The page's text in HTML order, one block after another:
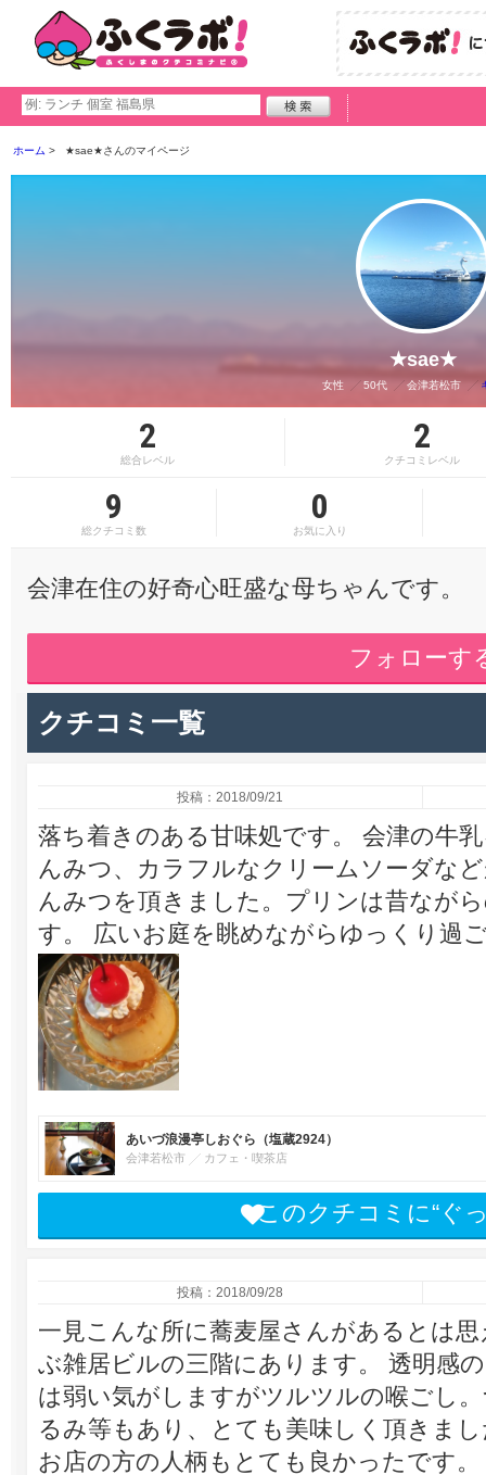
ホーム ★sae★さんのマイページ
★sae★
女性 50代 会津若松市
2
総合レベル
2
クチコミレベル
9
総クチコミ数
0
お気に入り
会津在住の好奇心旺盛な母ちゃんです。
フォローす
クチコミ一覧
投稿：2018/09/21
落ち着きのある甘味処です。 会津の牛
んみつ、カラフルなクリームソーダな
んみつを頂きました。プリンは昔なが
す。 広いお庭を眺めながらゆっくり過
あいづ浪漫亭しおぐら（塩蔵2924）
会津若松市 カフェ・喫茶店
このクチコミに“ぐ
投稿：2018/09/28
一見こんな所に蕎麦屋さんがあるとは
ぶ雑居ビルの三階にあります。 透明感
は弱い気がしますがツルツルの喉ごし
るみ等もあり、とても美味しく頂きま
お店の方の人柄もとても良かったです。